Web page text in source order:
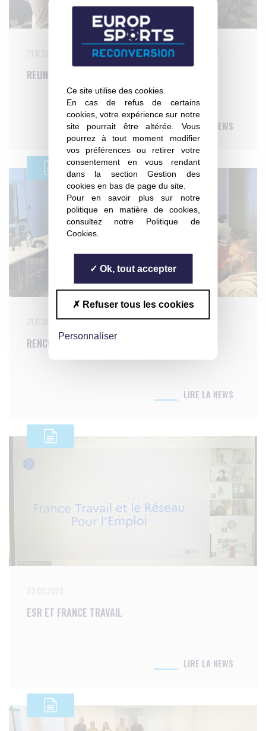
Ce site utilise des cookies.
En cas de refus de certains
cookies, votre expérience sur notre
site pourrait être altérée. Vous
pourrez à tout moment modifier
vos préférences ou retirer votre
consentement en vous rendant
dans la section Gestion des
cookies en bas de page du site.
Pour en savoir plus sur notre
politique en matière de cookies,
consultez notre Politique de
Cookies.
Ok, tout accepter
Refuser tous les cookies
Personnaliser
REUNIONS SPECIFIQUES ESR
LIRE LA NEWS
21.11.2024
RENCONTRES UNFP
LIRE LA NEWS
ESR ET FRANCE TRAVAIL
LIRE LA NEWS